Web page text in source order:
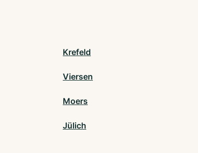
Krefeld
Viersen
Moers
Jülich